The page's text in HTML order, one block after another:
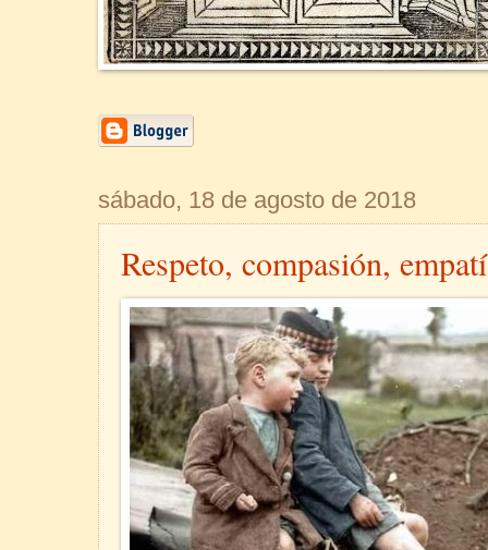
sábado, 18 de agosto de 2018
Respeto, compasión,